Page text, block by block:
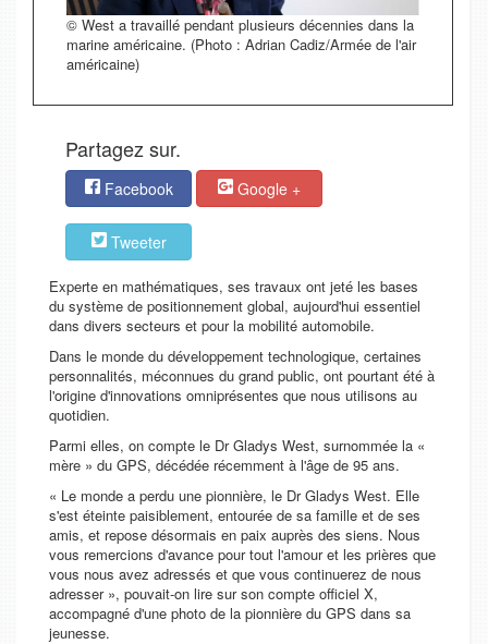
© West a travaillé pendant plusieurs décennies dans la
marine américaine. (Photo : Adrian Cadiz/Armée de l'air
américaine)
Partagez sur.
Facebook Google +
Tweeter
Experte en mathématiques, ses travaux ont jeté les bases
du système de positionnement global, aujourd'hui essentiel
dans divers secteurs et pour la mobilité automobile.
Dans le monde du développement technologique, certaines
personnalités, méconnues du grand public, ont pourtant été à
l'origine d'innovations omniprésentes que nous utilisons au
quotidien.
Parmi elles, on compte le Dr Gladys West, surnommée la «
mère » du GPS, décédée récemment à l'âge de 95 ans.
« Le monde a perdu une pionnière, le Dr Gladys West. Elle
s'est éteinte paisiblement, entourée de sa famille et de ses
amis, et repose désormais en paix auprès des siens. Nous
vous remercions d'avance pour tout l'amour et les prières que
vous nous avez adressés et que vous continuerez de nous
adresser », pouvait-on lire sur son compte officiel X,
accompagné d'une photo de la pionnière du GPS dans sa
jeunesse.